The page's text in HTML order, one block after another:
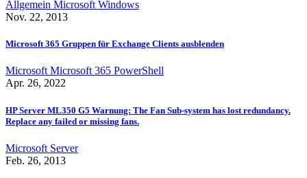
Allgemein Microsoft Windows
Nov. 22, 2013
Microsoft 365 Gruppen für Exchange Clients ausblenden
Microsoft Microsoft 365 PowerShell
Apr. 26, 2022
HP Server ML350 G5 Warnung: The Fan Sub-system has lost redundancy.
Replace any failed or missing fans.
Microsoft Server
Feb. 26, 2013